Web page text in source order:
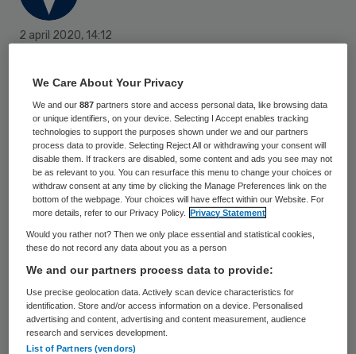
2 april 2020, 14:12
Het Waarborgfonds voor de Zorgsector
heeft Frans Schaepkens benoemd tot
nieuwe directeur-bestuurder. Hij volgt
Herman Bellers op, die op 1 juni na ruim 20
jaar stopt bij het WFZ.
Schaepkens is sinds september 2015
manager Finance Control en
Informatievoorziening bij Ziekenhuis
Amstelland. Hij is tevens als associate
professor verbonden aan Nyenrode
We Care About Your Privacy
We and our887 partners store and access personal data, like browsing data
or unique identifiers, on your device. Selecting I Accept enables tracking
technologies to support the purposes shown under we and our partners
process data to provide. Selecting Reject All or withdrawing your consent will
disable them. If trackers are disabled, some content and ads you see may not
be as relevant to you. You can resurface this menu to change your choices or
withdraw consent at any time by clicking the Manage Preferences link on the
bottom of the webpage. Your choices will have effect within our Website. For
more details, refer to our Privacy Policy.
Privacy Statement
Would you rather not? Then we only place essential and statistical cookies,
these do not record any data about you as a person
We and our partners process data to provide:
Use precise geolocation data. Actively scan device characteristics for
identification. Store and/or access information on a device. Personalised
advertising and content, advertising and content measurement, audience
research and services development.
List of Partners (vendors)